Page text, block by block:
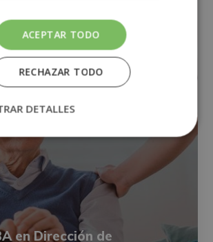
en Dirección de
ACEPTAR TODO
RECHAZAR TODO
DETALLES